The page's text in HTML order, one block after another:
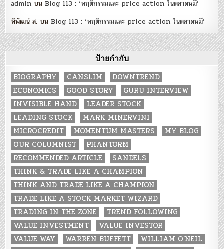
admin บนBlog 113 : ‘พฤติกรรมและ price action ในตลาดหมี’
พิพัฒน์ ส. บนBlog 113 : ‘พฤติกรรมและ price action ในตลาดหมี’
ป้ายกำกับ
BIOGRAPHY CANSLIM
DOWNTREND
ECONOMICS
GOOD STORY
GURU INTERVIEW
INVISIBLE HAND
LEADER STOCK
LEADING STOCK
MARK MINERVINI
MICROCREDIT
MOMENTUM MASTERS
MY BLOG
OUR COLUMNIST
PHANTORM
RECOMMENDED ARTICLE
SANDELS
THINK & TRADE LIKE A CHAMPION
THINK AND TRADE LIKE A CHAMPION
TRADE LIKE A STOCK MARKET WIZARD
TRADING IN THE ZONE
TREND FOLLOWING
VALUE INVESTMENT
VALUE INVESTOR
VALUE WAY
WARREN BUFFETT
WILLIAM O'NEIL